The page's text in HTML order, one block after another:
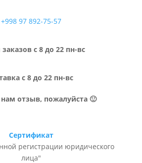
+998 97 892-75-57
с 8 до 22 пн-вс
с 8 до 22 пн-вс
нам отзыв, пожалуйста 🙂
Сертификат
регистрации юридического
лица"